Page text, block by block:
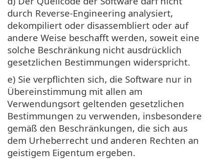
durch Reverse-Engineering analysiert,
dekompiliert oder disassembliert oder auf
andere Weise beschafft werden, soweit eine
solche Beschränkung nicht ausdrücklich
gesetzlichen Bestimmungen widerspricht.
e) Sie verpflichten sich, die Software nur in
Übereinstimmung mit allen am
Verwendungsort geltenden gesetzlichen
Bestimmungen zu verwenden, insbesondere
gemäß den Beschränkungen, die sich aus
dem Urheberrecht und anderen Rechten an
geistigem Eigentum ergeben.